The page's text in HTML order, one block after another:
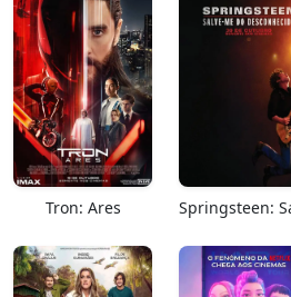
Tron: Ares